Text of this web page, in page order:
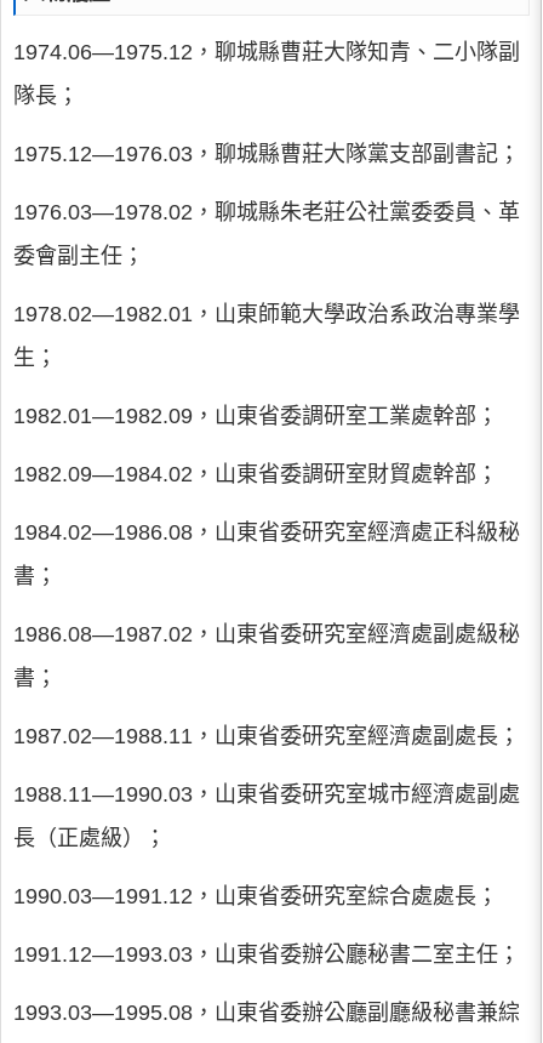
1974.06―1975.12，聊城縣曹莊大隊知青、二小隊副
隊長；
1975.12―1976.03，聊城縣曹莊大隊黨支部副書記；
1976.03―1978.02，聊城縣朱老莊公社黨委委員、革
委會副主任；
1978.02―1982.01，山東師範大學政治系政治專業學
生；
1982.01―1982.09，山東省委調研室工業處幹部；
1982.09―1984.02，山東省委調研室財貿處幹部；
1984.02―1986.08，山東省委研究室經濟處正科級秘
書；
1986.08―1987.02，山東省委研究室經濟處副處級秘
書；
1987.02―1988.11，山東省委研究室經濟處副處長；
1988.11―1990.03，山東省委研究室城市經濟處副處
長（正處級）；
1990.03―1991.12，山東省委研究室綜合處處長；
1991.12―1993.03，山東省委辦公廳秘書二室主任；
1993.03―1995.08，山東省委辦公廳副廳級秘書兼綜